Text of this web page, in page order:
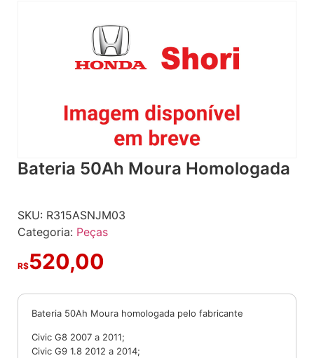
Bateria 50Ah Moura Homologada
SKU: R315ASNJM03
Categoria: Peças
R$520,00
Bateria 50Ah Moura homologada pelo fabricante
Civic G8 2007 a 2011;
Civic G9 1.8 2012 a 2014;